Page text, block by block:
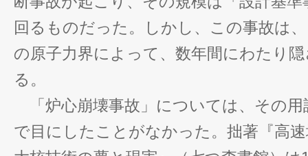
回るものだった。しかし、この事故は
の原子力界によって、数年間にわたり
る。
「炉心崩壊事故」については、その用
で目にしたことがなかった。拙著『高